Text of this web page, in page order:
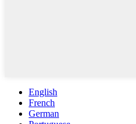
English
French
German